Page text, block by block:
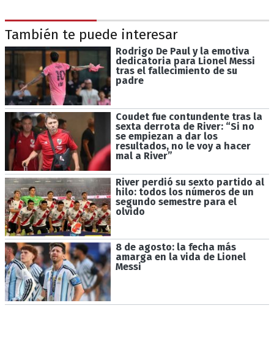
También te puede interesar
Rodrigo De Paul y la emotiva
dedicatoria para Lionel Messi
tras el fallecimiento de su
padre
Coudet fue contundente tras la
sexta derrota de River: “Si no
se empiezan a dar los
resultados, no le voy a hacer
mal a River”
River perdió su sexto partido al
hilo: todos los números de un
segundo semestre para el
olvido
8 de agosto: la fecha más
amarga en la vida de Lionel
Messi